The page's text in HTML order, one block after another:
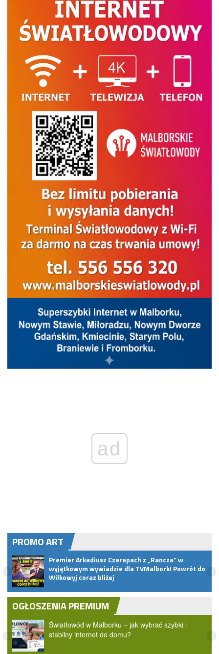
ad
PROMO ART
Premier Arkadiusz Czerepach z „Rancza” w
wyjątkowym wywiadzie dla TVMalbork! Powrót do
Wilkowyj coraz bliżej
OGŁOSZENIA PREMIUM
Światłowód w Malborku – jak wybrać szybki i
stabilny internet do domu?